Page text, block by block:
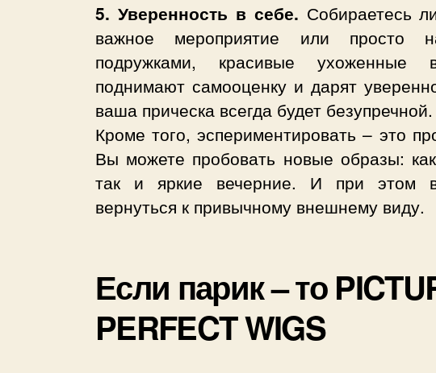
5. Уверенность в себе. Собираетесь
важное мероприятие или просто
подружками, красивые ухоженные
поднимают самооценку и дарят
ваша прическа всегда будет безупречной.
Кроме того, эспериментировать – это
Вы можете пробовать новые образы:
так и яркие вечерние. И при этом
вернуться к привычному внешнему виду.
Если парик – то
PERFECT WIGS